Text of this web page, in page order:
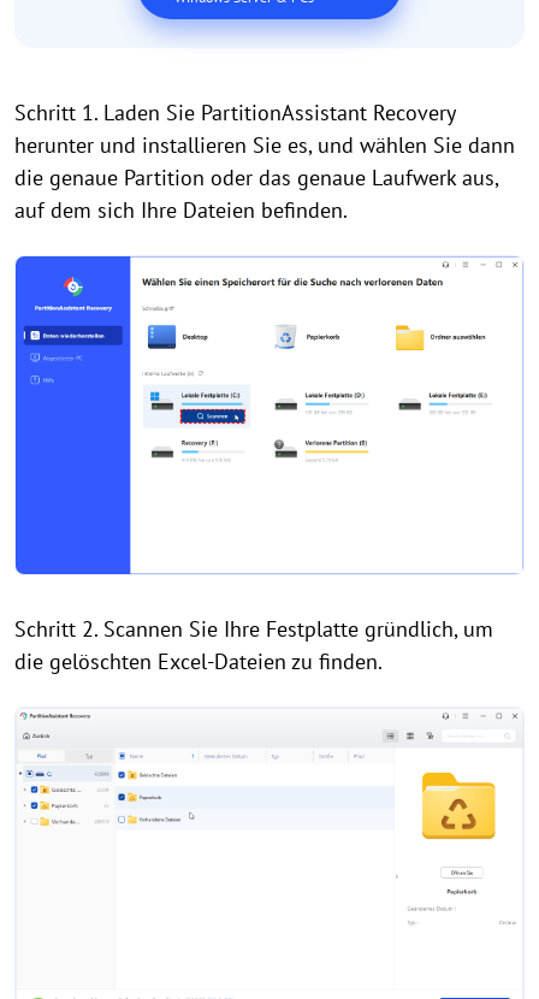
Schritt 1. Laden Sie PartitionAssistant Recovery
herunter und installieren Sie es, und wählen Sie dann
die genaue Partition oder das genaue Laufwerk aus,
auf dem sich Ihre Dateien befinden.
Schritt 2. Scannen Sie Ihre Festplatte gründlich, um
die gelöschten Excel-Dateien zu finden.